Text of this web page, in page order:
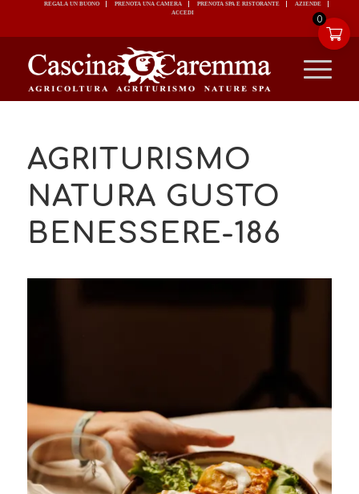
0
REGALA UN BUONO PRENOTA UNA CAMERA PRENOTA SPA E RISTORANTE
AGRITURISMO
NATURA GUSTO
BENESSERE-186